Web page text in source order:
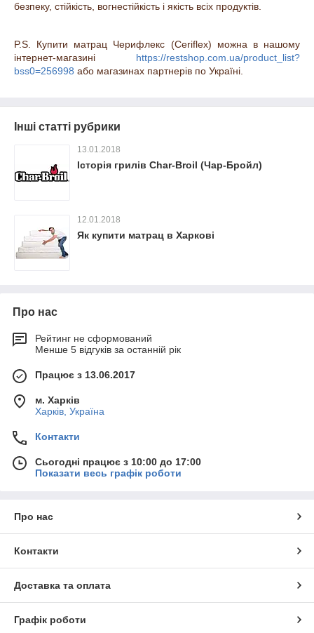
безпеку, стійкість, вогнестійкість і якість всіх продуктів.
P.S. Купити матрац Черифлекс (Ceriflex) можна в нашому
інтернет-магазині https://restshop.com.ua/product_list?
bss0=256998 або магазинах партнерів по Україні.
Інші статті рубрики
13.01.2018
Історія грилів Char-Broil (Чар-Бройл)
12.01.2018
Як купити матрац в Харкові
Про нас
Рейтинг не сформований
Менше 5 відгуків за останній рік
Працює з 13.06.2017
м. Харків
Харків, Україна
Контакти
Сьогодні працює з 10:00 до 17:00
Показати весь графік роботи
Про нас
Контакти
Доставка та оплата
Графік роботи